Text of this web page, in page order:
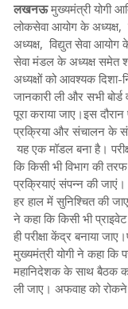
लखनऊमुख्यमंत्री योगी
लोकसेवा आयोग के अध्यक्ष,
अध्यक्ष, विद्युत सेवा आयोग
सेवा मंडल के अध्यक्ष समेत
अध्यक्षों को आवश्यक दिशा-
जानकारी ली और सभी बोर्ड
पूरा कराया जाए।इस
प्रक्रिया और संचालन के
यह एक मॉडल बना है।
कि किसी भी विभाग की
प्रक्रियाएं संपन्न की जाएं।
हर हाल में सुनिश्चित की
ने कहा कि किसी भी
ही परीक्षा केंद्र बनाया
मुख्यमंत्री योगीने कहा कि
महानिदेशक के साथ बैठक
ली जाए। अफवाह को रोकने